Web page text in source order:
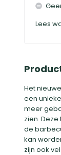
Lees
Het
een
meer
zien.
de
kan
zijn ook